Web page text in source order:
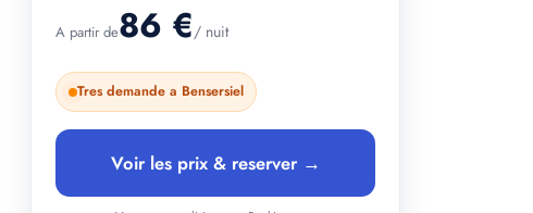
A partir de86 €/ nuit
Tres demande a Bensersiel
Voir les prix & reserver →